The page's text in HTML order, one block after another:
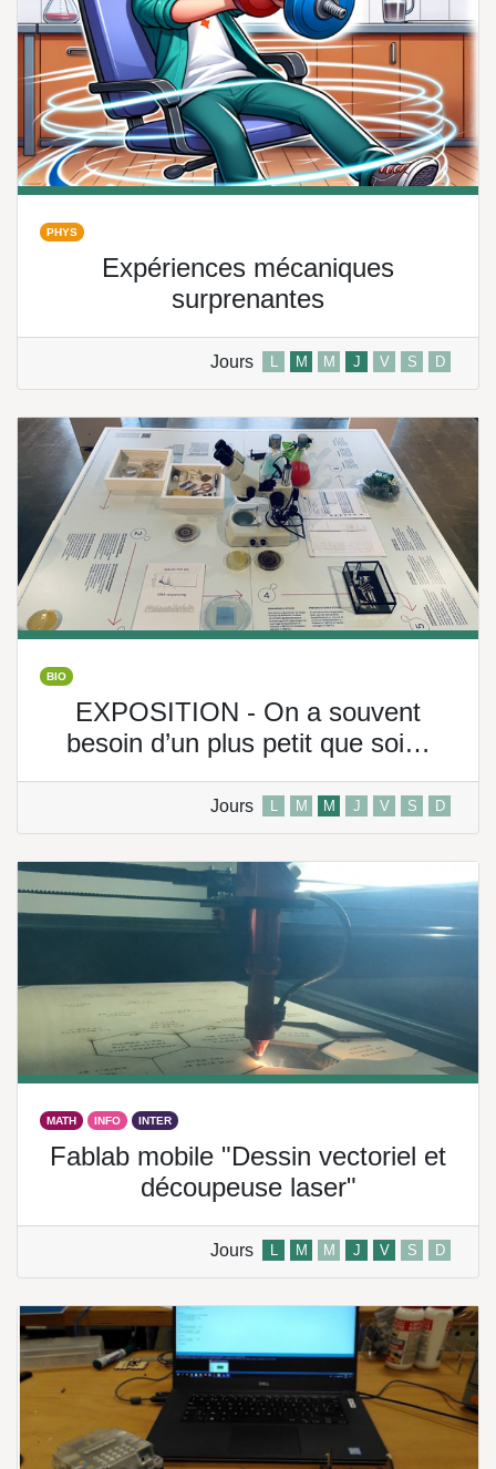
PHYS
Expériences mécaniques
surprenantes
Jours L M M J V S D
BIO
EXPOSITION - On a souvent
besoin d’un plus petit que soi…
Jours L M M J V S D
MATH INFO INTER
Fablab mobile "Dessin vectoriel et
découpeuse laser"
Jours L M M J V S D